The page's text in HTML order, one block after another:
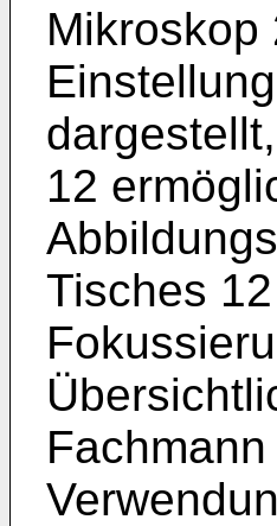
Mikroskop
12
Tisches